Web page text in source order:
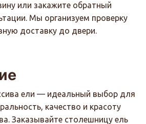
или закажите обратный
Мы организуем проверку
доставку до двери.
ели — идеальный выбор для
качество и красоту
Заказывайте столешницу ель